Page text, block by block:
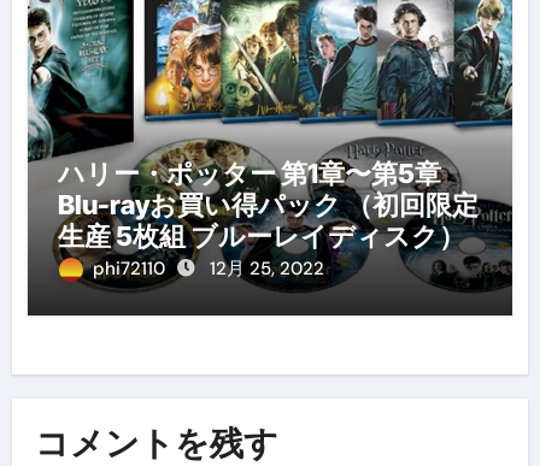
ハリー・ポッター 第1章〜第5章
Blu-rayお買い得パック （初回限定
生産 5枚組 ブルーレイディスク）
phi72110 12月 25, 2022
コメントを残す